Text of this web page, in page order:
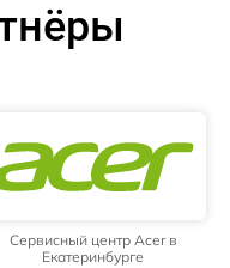
Сервисный центр Acer в
Екатеринбурге